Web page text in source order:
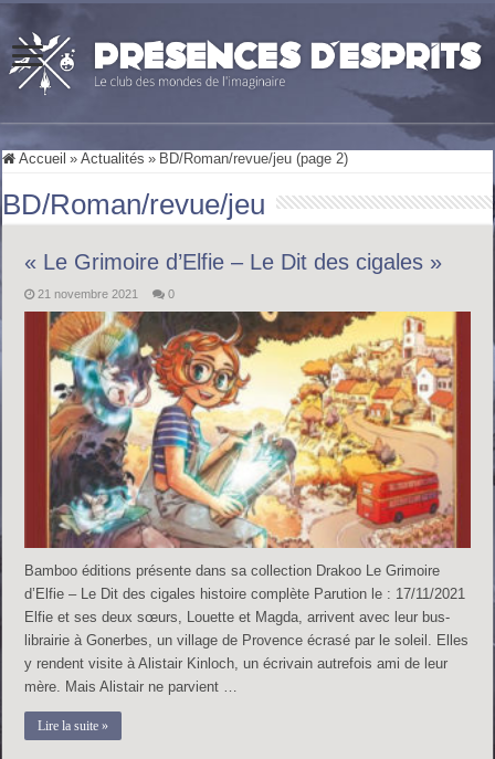
Accueil » Actualités » BD/Roman/revue/jeu (page 2)
BD/Roman/revue/jeu
« Le Grimoire d’Elfie – Le Dit des cigales »
21 novembre 2021 0
Bamboo éditions présente dans sa collection Drakoo Le Grimoire
d’Elfie – Le Dit des cigales histoire complète Parution le : 17/11/2021
Elfie et ses deux sœurs, Louette et Magda, arrivent avec leur bus-
librairie à Gonerbes, un village de Provence écrasé par le soleil. Elles
y rendent visite à Alistair Kinloch, un écrivain autrefois ami de leur
mère. Mais Alistair ne parvient …
Lire la suite »